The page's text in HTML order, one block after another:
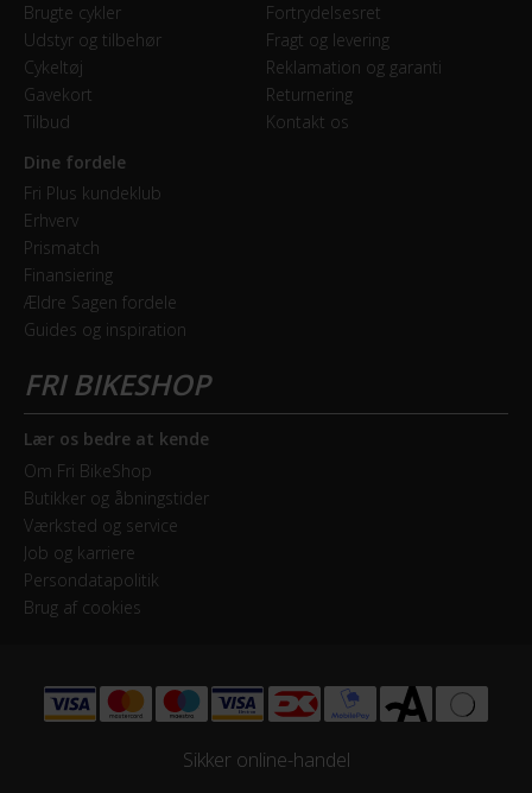
Brugte cykler
Udstyr og tilbehør
Cykeltøj
Gavekort
Tilbud
Fortrydelsesret
Fragt og levering
Reklamation og garanti
Returnering
Kontakt os
Dine fordele
Fri Plus kundeklub
Erhverv
Prismatch
Finansiering
Ældre Sagen fordele
Guides og inspiration
Lær os bedre at kende
Om Fri BikeShop
Butikker og åbningstider
Værksted og service
Job og karriere
Persondatapolitik
Brug af cookies
Sikker online-handel